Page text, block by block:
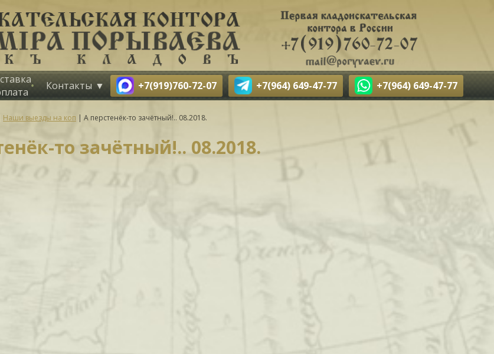
Контакты +7(919)760-72-07 +7(964) 649-47-77 +7(964) 649-47-77
Наши выезды на коп | А перстенёк-то зачётный!.. 08.2018.
то зачётный!.. 08.2018.